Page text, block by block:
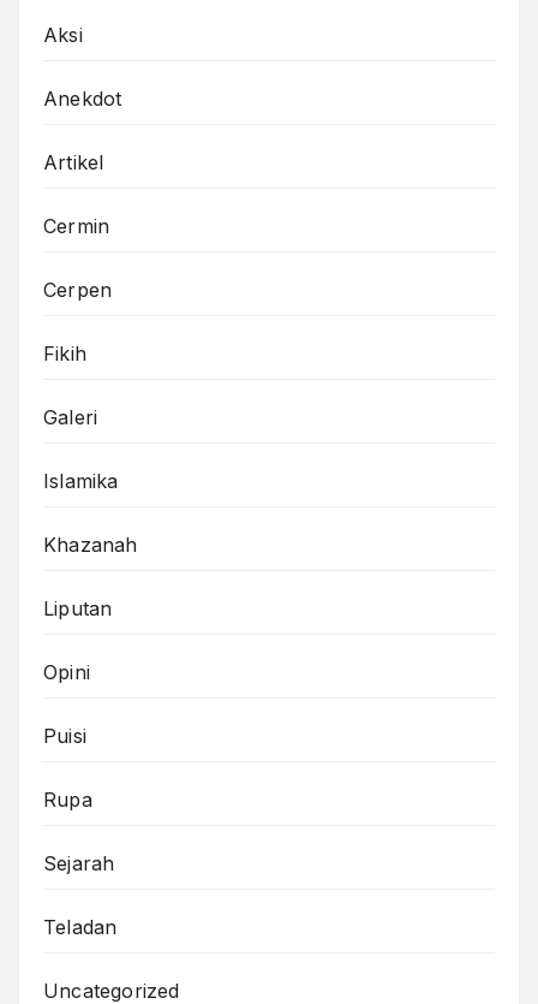
Aksi
Anekdot
Artikel
Cermin
Cerpen
Fikih
Galeri
Islamika
Khazanah
Liputan
Opini
Puisi
Rupa
Sejarah
Teladan
Uncategorized